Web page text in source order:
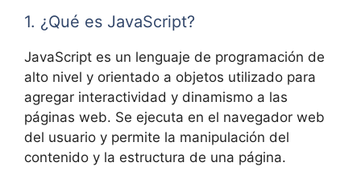
1. ¿Qué es JavaScript?
JavaScript es un lenguaje de programación de
alto nivel y orientado a objetos utilizado para
agregar interactividad y dinamismo a las
páginas web. Se ejecuta en el navegador web
del usuario y permite la manipulación del
contenido y la estructura de una página.